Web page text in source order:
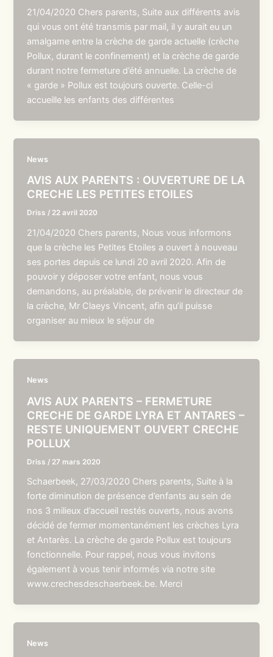
21/04/2020 Chers parents, Suite aux différents avis
qui vous ont été transmis par mail, il y aurait eu un
amalgame entre la crèche de garde actuelle (crèche
Pollux, durant le confinement) et la crèche de garde
durant notre fermeture d’été annuelle. La crèche de
« garde » Pollux est toujours ouverte. Celle-ci
accueille les enfants des différentes
News
AVIS AUX PARENTS : OUVERTURE DE LA
CRECHE LES PETITES ETOILES
Driss / 22 avril 2020
21/04/2020 Chers parents, Nous vous informons
que la crèche les Petites Etoiles a ouvert à nouveau
ses portes depuis ce lundi 20 avril 2020. Afin de
pouvoir y déposer votre enfant, nous vous
demandons, au préalable, de prévenir le directeur de
la crèche, Mr Claeys Vincent, afin qu’il puisse
organiser au mieux le séjour de
News
AVIS AUX PARENTS – FERMETURE
CRECHE DE GARDE LYRA ET ANTARES –
RESTE UNIQUEMENT OUVERT CRECHE
POLLUX
Driss / 27 mars 2020
Schaerbeek, 27/03/2020 Chers parents, Suite à la
forte diminution de présence d’enfants au sein de
nos 3 milieux d’accueil restés ouverts, nous avons
décidé de fermer momentanément les crèches Lyra
et Antarès. La crèche de garde Pollux est toujours
fonctionnelle. Pour rappel, nous vous invitons
également à vous tenir informés via notre site
www.crechesdeschaerbeek.be. Merci
News